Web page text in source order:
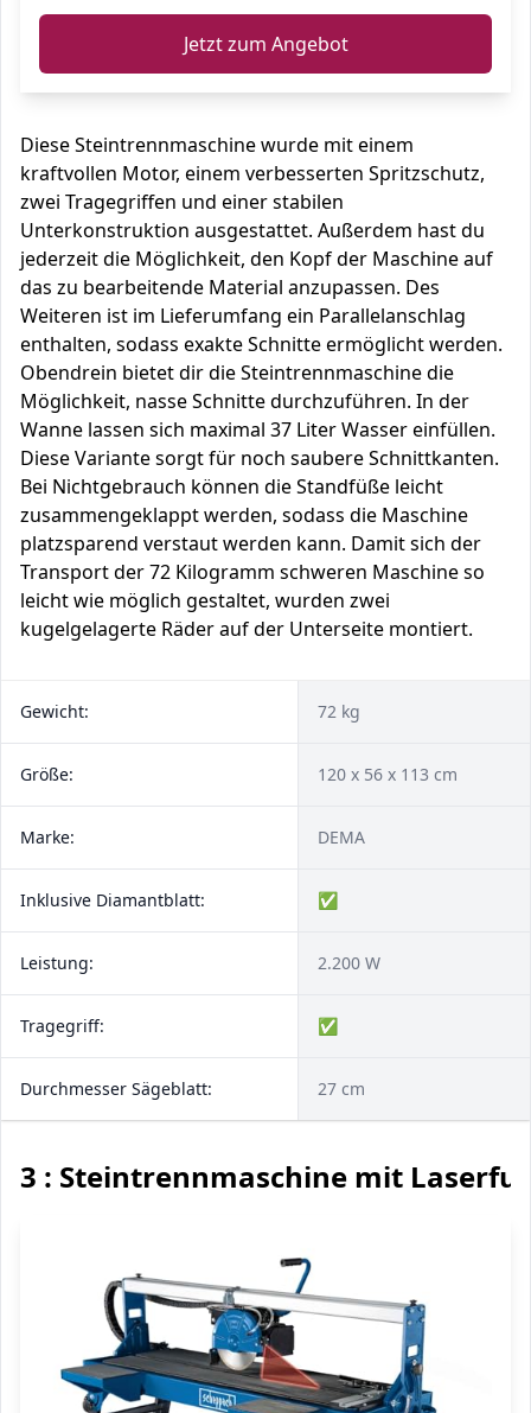
Jetzt zum Angebot
Diese Steintrennmaschine wurde mit einem
kraftvollen Motor, einem verbesserten Spritzschutz,
zwei Tragegriffen und einer stabilen
Unterkonstruktion ausgestattet. Außerdem hast du
jederzeit die Möglichkeit, den Kopf der Maschine auf
das zu bearbeitende Material anzupassen. Des
Weiteren ist im Lieferumfang ein Parallelanschlag
enthalten, sodass exakte Schnitte ermöglicht werden.
Obendrein bietet dir die Steintrennmaschine die
Möglichkeit, nasse Schnitte durchzuführen. In der
Wanne lassen sich maximal 37 Liter Wasser einfüllen.
Diese Variante sorgt für noch saubere Schnittkanten.
Bei Nichtgebrauch können die Standfüße leicht
zusammengeklappt werden, sodass die Maschine
platzsparend verstaut werden kann. Damit sich der
Transport der 72 Kilogramm schweren Maschine so
leicht wie möglich gestaltet, wurden zwei
kugelgelagerte Räder auf der Unterseite montiert.
Gewicht: 72 kg
Größe: 120 x 56 x 113 cm
Marke: DEMA
Inklusive Diamantblatt: ✅
Leistung: 2.200 W
Tragegriff: ✅
Durchmesser Sägeblatt: 27 cm
3 : Steintrennmaschine mit